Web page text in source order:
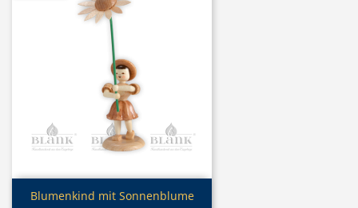
Vorschau
Blumenkind mit Sonnenblume